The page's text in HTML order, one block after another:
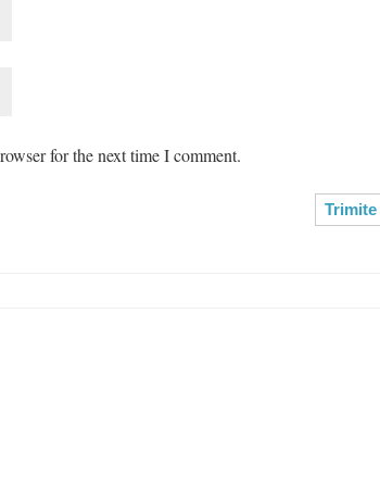
for the next time I comment.